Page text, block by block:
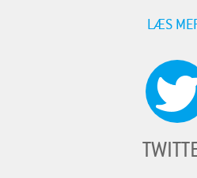
LÆS